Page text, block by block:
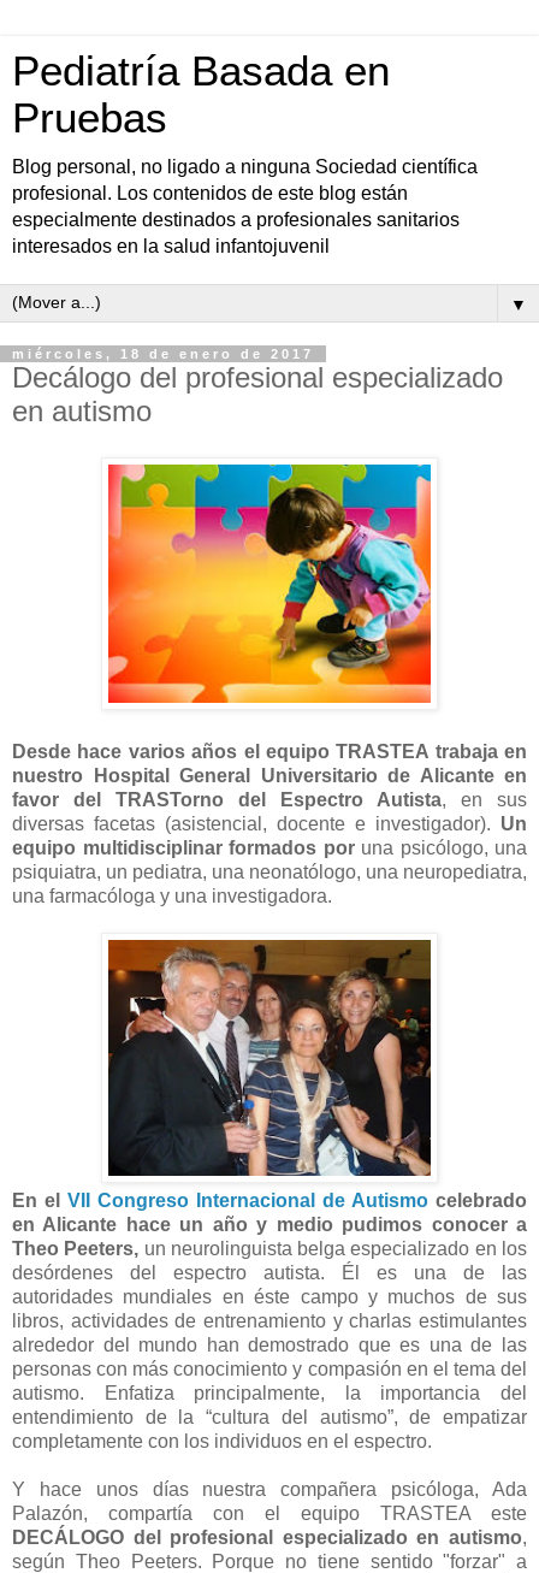
Pediatría Basada en
Pruebas
Blog personal, no ligado a ninguna Sociedad científica
profesional. Los contenidos de este blog están
especialmente destinados a profesionales sanitarios
interesados en la salud infantojuvenil
▼
miércoles, 18 de enero de 2017
Decálogo del profesional especializado
en autismo
Desde hace varios años el equipo TRASTEA trabaja en
nuestro Hospital General Universitario de Alicante en
favor del TRASTorno del Espectro Autista, en sus
diversas facetas (asistencial, docente e investigador). Un
equipo multidisciplinar formados poruna psicólogo, una
psiquiatra, un pediatra, una neonatólogo, una neuropediatra,
una farmacóloga y una investigadora.
En el VII Congreso Internacional de Autismo celebrado
en Alicante hace un año y medio pudimos conocer a
Theo Peeters, un neurolinguista belga especializado en los
desórdenes del espectro autista. Él es una de las
autoridades mundiales en éste campo y muchos de sus
libros, actividades de entrenamiento y charlas estimulantes
alrededor del mundo han demostrado que es una de las
personas con más conocimiento y compasión en el tema del
autismo. Enfatiza principalmente, la importancia del
entendimiento de la “cultura del autismo”, de empatizar
completamente con los individuos en el espectro.
Y hace unos días nuestra compañera psicóloga, Ada
Palazón, compartía con el equipo TRASTEA este
DECÁLOGO del profesional especializado en autismo,
según Theo Peeters. Porque no tiene sentido "forzar" a